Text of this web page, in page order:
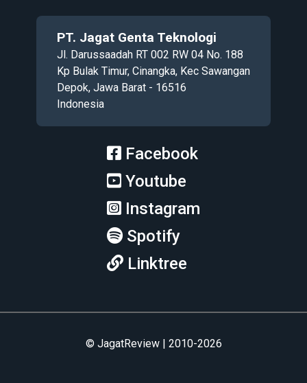
PT. Jagat Genta Teknologi
Jl. Darussaadah RT 002 RW 04 No. 188
Kp Bulak Timur, Cinangka, Kec Sawangan
Depok, Jawa Barat - 16516
Indonesia
Facebook
Youtube
Instagram
Spotify
Linktree
© JagatReview | 2010-2026